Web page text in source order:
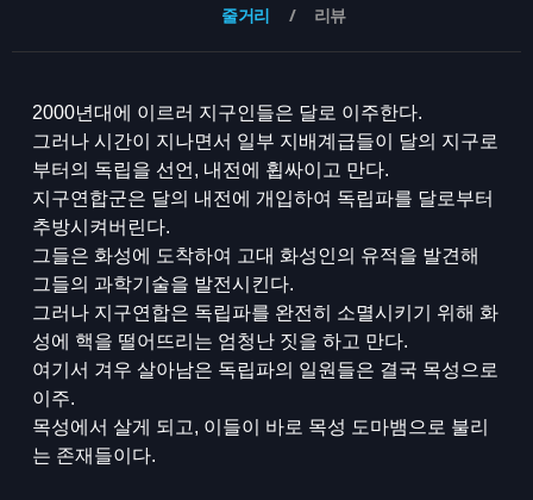
줄거리 리뷰
2000년대에 이르러 지구인들은 달로 이주한다.
그러나 시간이 지나면서 일부 지배계급들이 달의 지구로
부터의 독립을 선언, 내전에 휩싸이고 만다.
지구연합군은 달의 내전에 개입하여 독립파를 달로부터
추방시켜버린다.
그들은 화성에 도착하여 고대 화성인의 유적을 발견해
그들의 과학기술을 발전시킨다.
그러나 지구연합은 독립파를 완전히 소멸시키기 위해 화
성에 핵을 떨어뜨리는 엄청난 짓을 하고 만다.
여기서 겨우 살아남은 독립파의 일원들은 결국 목성으로
이주.
목성에서 살게 되고, 이들이 바로 목성 도마뱀으로 불리
는 존재들이다.